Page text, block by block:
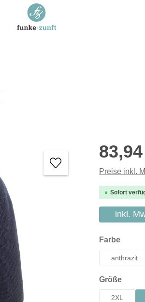
Regulärer
Preise inkl.
Sofort
inkl.
Farbe
anthrazit
Größe
2XL